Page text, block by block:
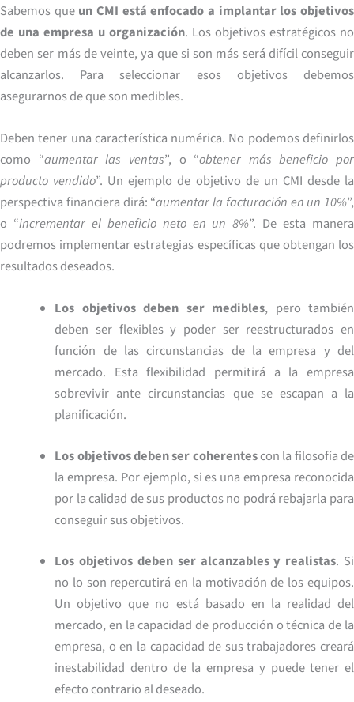
Sabemos que un CMI está enfocado a implantar los objetivos
de una empresa u organización. Los objetivos estratégicos no
deben ser más de veinte, ya que si son más será difícil conseguir
alcanzarlos. Para seleccionar esos objetivos debemos
asegurarnos de que son medibles.
Deben tener una característica numérica. No podemos definirlos
como “aumentar las ventas”, o “obtener más beneficio por
producto vendido”. Un ejemplo de objetivo de un CMI desde la
perspectiva financiera dirá: “aumentar la facturación en un 10%”,
o “incrementar el beneficio neto en un 8%”. De esta manera
podremos implementar estrategias específicas que obtengan los
resultados deseados.
Los objetivos deben ser medibles, pero también
deben ser flexibles y poder ser reestructurados en
función de las circunstancias de la empresa y del
mercado. Esta flexibilidad permitirá a la empresa
sobrevivir ante circunstancias que se escapan a la
planificación.
Los objetivos deben ser coherentescon la filosofía de
la empresa. Por ejemplo, si es una empresa reconocida
por la calidad de sus productos no podrá rebajarla para
conseguir sus objetivos.
Los objetivos deben ser alcanzables y realistas. Si
no lo son repercutirá en la motivación de los equipos.
Un objetivo que no está basado en la realidad del
mercado, en la capacidad de producción o técnica de la
empresa, o en la capacidad de sus trabajadores creará
inestabilidad dentro de la empresa y puede tener el
efecto contrario al deseado.